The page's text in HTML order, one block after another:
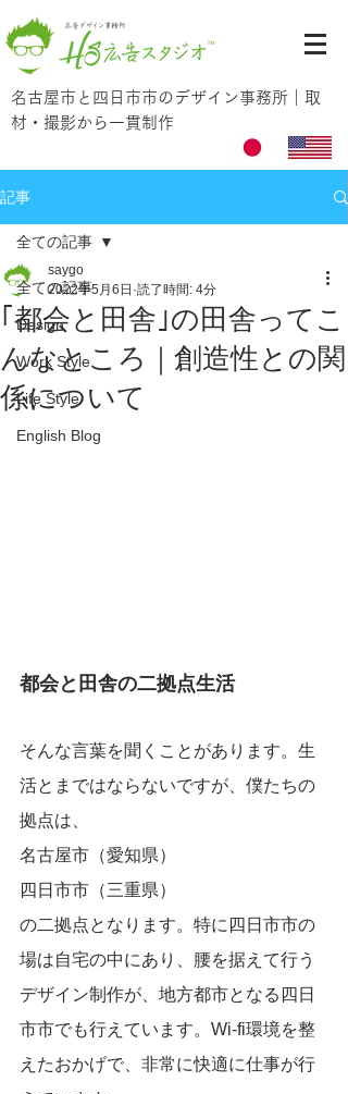
名古屋市と四日市市のデザイン事務所｜取
材・撮影から一貫制作
記事
全ての記事
Design
Work Style
Life Style
English Blog
全ての記事
｢都会と田舎｣の田舎ってこ
んなところ｜創造性との関
係について
saygo
2022年5月6日 読了時間: 4分
都会と田舎の二拠点生活
そんな言葉を聞くことがあります。生
活とまではならないですが、僕たちの
拠点は、
名古屋市（愛知県）
四日市市（三重県）
の二拠点となります。特に四日市市の
場は自宅の中にあり、腰を据えて行う
デザイン制作が、地方都市となる四日
市市でも行えています。Wi-fi環境を整
えたおかげで、非常に快適に仕事が行